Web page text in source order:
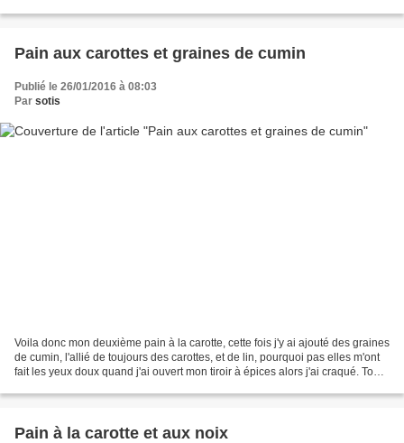
Pain aux carottes et graines de cumin
Publié le 26/01/2016 à 08:03
Par sotis
Voila donc mon deuxième pain à la carotte, cette fois j'y ai ajouté des graines
de cumin, l'allié de toujours des carottes, et de lin, pourquoi pas elles m'ont
fait les yeux doux quand j'ai ouvert mon tiroir à épices alors j'ai craqué. Tout
Pain à la carotte et aux noix